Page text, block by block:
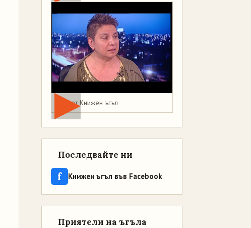
Мая от Книжен ъгъл
Последвайте ни
f Книжен ъгъл във Facebook
Приятели на ъгъла